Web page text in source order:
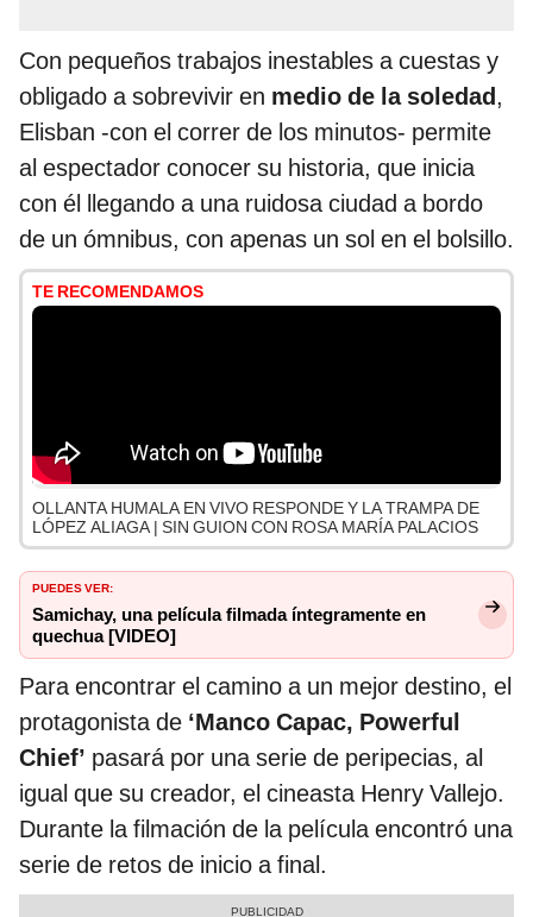
Con pequeños trabajos inestables a cuestas y
obligado a sobrevivir en medio de la soledad,
Elisban -con el correr de los minutos- permite
al espectador conocer su historia, que inicia
con él llegando a una ruidosa ciudad a bordo
de un ómnibus, con apenas un sol en el bolsillo.
TE RECOMENDAMOS
OLLANTA HUMALA EN VIVO RESPONDE Y LA TRAMPA DE
LÓPEZ ALIAGA | SIN GUION CON ROSA MARÍA PALACIOS
PUEDES VER:
Samichay, una película filmada íntegramente en
quechua [VIDEO]
Para encontrar el camino a un mejor destino, el
protagonista de ‘Manco Capac, Powerful
Chief’ pasará por una serie de peripecias, al
igual que su creador, el cineasta Henry Vallejo.
Durante la filmación de la película encontró una
serie de retos de inicio a final.